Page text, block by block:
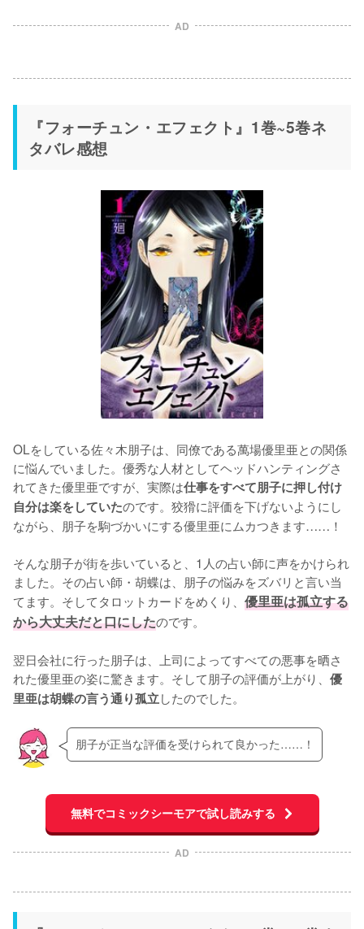
AD
『フォーチュン・エフェクト』1巻~5巻ネ
タバレ感想
OLをしている佐々木朋子は、同僚である萬場優里亜との関係
に悩んでいました。優秀な人材としてヘッドハンティングさ
れてきた優里亜ですが、実際は仕事をすべて朋子に押し付け
自分は楽をしていたのです。狡猾に評価を下げないようにし
ながら、朋子を駒づかいにする優里亜にムカつきます……！
そんな朋子が街を歩いていると、1人の占い師に声をかけられ
ました。その占い師・胡蝶は、朋子の悩みをズバリと言い当
てます。そしてタロットカードをめくり、 優里亜は孤立する
から大丈夫だと口にしたのです。
翌日会社に行った朋子は、上司によってすべての悪事を晒さ
れた優里亜の姿に驚きます。そして朋子の評価が上がり、 優
里亜は胡蝶の言う通り孤立したのでした。
朋子が正当な評価を受けられて良かった……！
無料でコミックシーモアで試し読みする
AD